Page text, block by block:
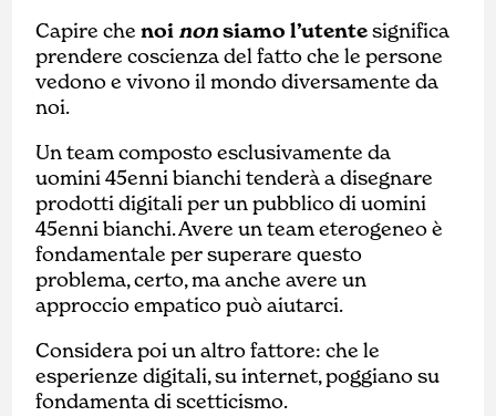
Capire chenoinonsiamo l’utentesignifica
prendere coscienza del fatto che le persone
vedono e vivono il mondo diversamente da
noi.
Un team composto esclusivamente da
uomini 45enni bianchi tenderà a disegnare
prodotti digitali per un pubblico di uomini
45enni bianchi. Avere un team eterogeneo è
fondamentale per superare questo
problema, certo, ma anche avere un
approccio empatico può aiutarci.
Considera poi un altro fattore: che le
esperienze digitali, su internet, poggiano su
fondamenta di scetticismo.